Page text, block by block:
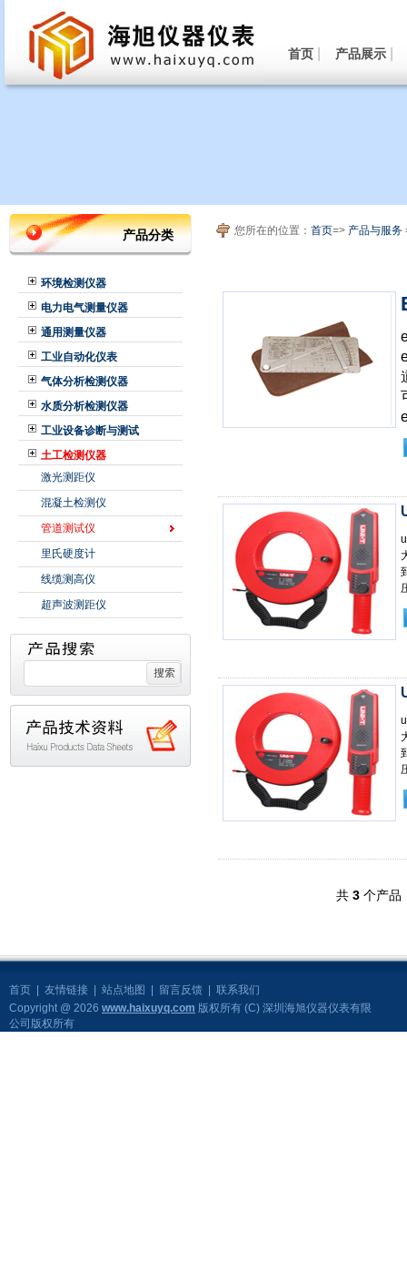
首页 产品展示
产品分类
环境检测仪器
电力电气测量仪器
通用测量仪器
工业自动化仪表
气体分析检测仪器
水质分析检测仪器
工业设备诊断与测试
土工检测仪器
激光测距仪
混凝土检测仪
管道测试仪
里氏硬度计
线缆测高仪
超声波测距仪
您所在的位置： 首页=> 产品与服务
共 3个产品
首页 友情链接 站点地图 留言反馈
联系我们
Copyright @ 2026 www.haixuyq.com 版权所有 (C) 深圳海旭仪器仪表有限
公司版权所有